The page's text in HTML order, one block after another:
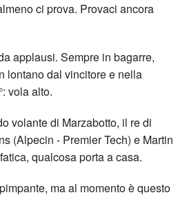
ci prova. Provaci ancora
applausi. Sempre in bagarre,
lontano dal vincitore e nella
vola alto.
volante di Marzabotto, il re di
(Alpecin - Premier Tech) e Martin
qualcosa porta a casa.
ma al momento è questo